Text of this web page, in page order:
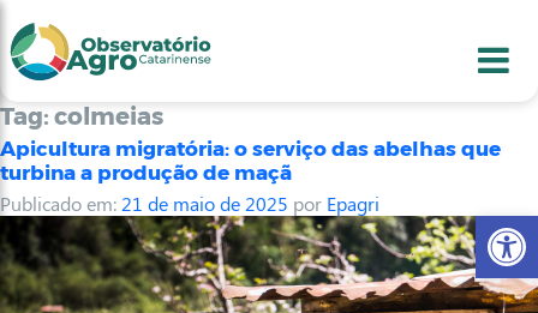
2
3
4
Tag: colmeias
Apicultura migratória: o serviço das abelhas que
turbina a produção de maçã
Publicado em: 21 de maio de 2025 por Epagri